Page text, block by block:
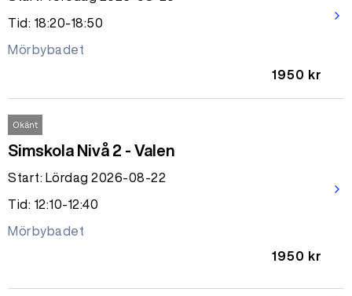
Tid: 18:20-18:50
Mörbybadet
1950 kr
arrow_forward_ios
Okänt
Simskola Nivå 2 - Valen
Start: Lördag 2026-08-22
Tid: 12:10-12:40
Mörbybadet
1950 kr
arrow_forward_ios